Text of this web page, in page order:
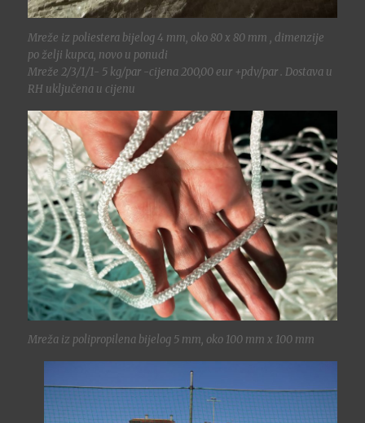
Mreže iz poliestera bijelog 4 mm, oko 80 x 80 mm , dimenzije
po želji kupca, novo u ponudi
Mreže 2/3/1/1- 5 kg/par -cijena 200,00 eur +pdv/par . Dostava u
RH uključena u cijenu
Mreža iz polipropilena bijelog 5 mm, oko 100 mm x 100 mm